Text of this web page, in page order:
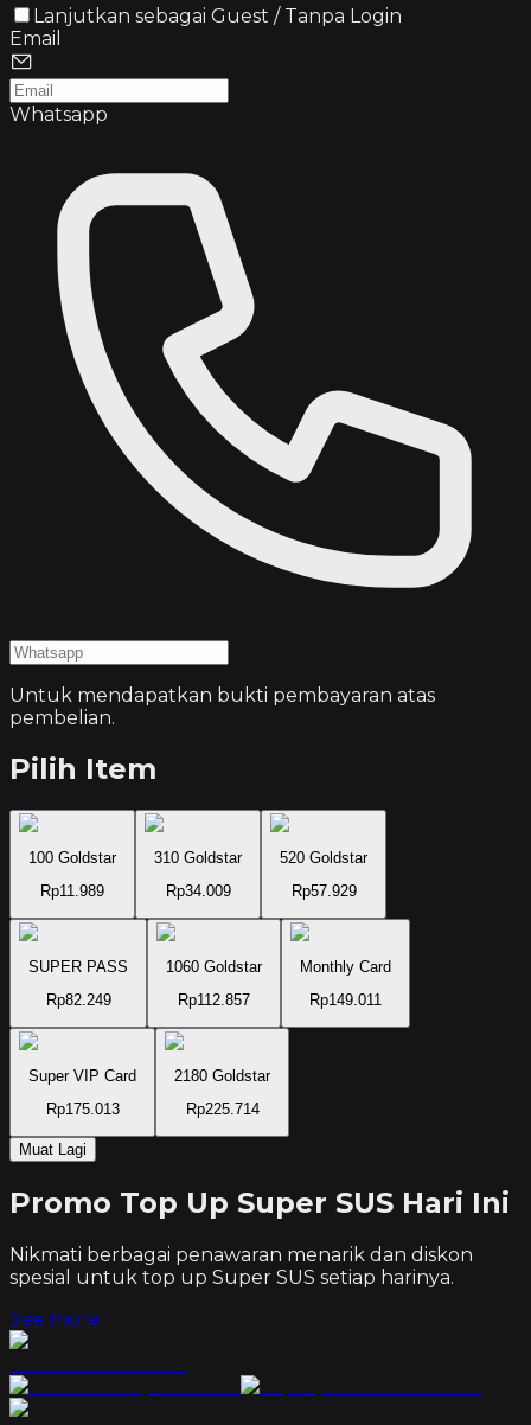
Lanjutkan sebagai Guest / Tanpa Login
Email
Whatsapp
Untuk mendapatkan bukti pembayaran atas
pembelian.
Pilih Item
100 Goldstar
Rp11.989
310 Goldstar
Rp34.009
520 Goldstar
Rp57.929
SUPER PASS
Rp82.249
1060 Goldstar
Rp112.857
Monthly Card
Rp149.011
Super VIP Card
Rp175.013
2180 Goldstar
Rp225.714
Muat Lagi
Promo Top Up Super SUS Hari Ini
Nikmati berbagai penawaran menarik dan diskon
spesial untuk top up Super SUS setiap harinya.
See more